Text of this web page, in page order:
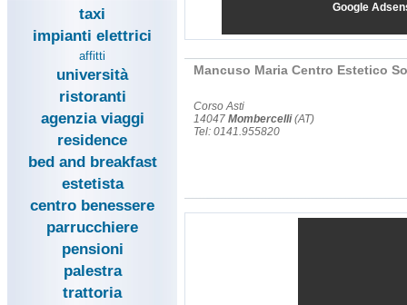
taxi
impianti elettrici
affitti
università
ristoranti
agenzia viaggi
residence
bed and breakfast
estetista
centro benessere
parrucchiere
pensioni
palestra
trattoria
Google
Mancuso Maria Centro Estetico
Corso Asti
14047 Mombercelli(AT)
Tel: 0141.955820